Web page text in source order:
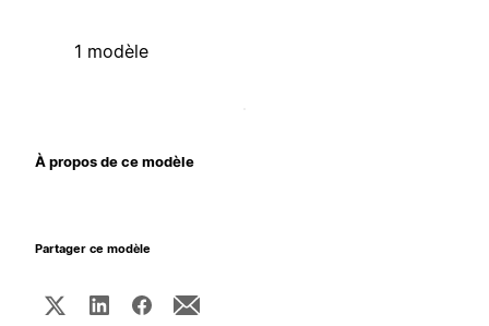
1 modèle
À propos de ce modèle
Partager ce modèle